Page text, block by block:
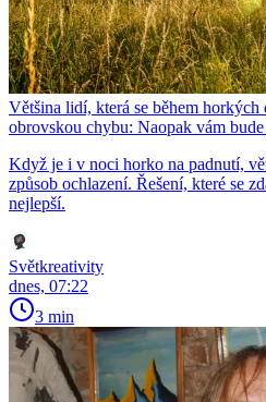
Většina lidí, která se během horkých
obrovskou chybu: Naopak vám
Když je i v noci horko na padnutí,
způsob ochlazení. Řešení, které se
nejlepší.
Světkreativity
dnes, 07:22
3 min